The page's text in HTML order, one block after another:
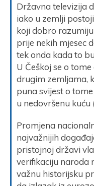
Državna televizija
iako u zemlji
koji dobro
prije nekih mjesec
tek onda kada to
U Češkoj se o
drugim zemljama,
puna svijest o
u nedovršenu kuću
Promjena
najvažnijih
pristojnoj državi
verifikaciju naroda
važnu historijsku